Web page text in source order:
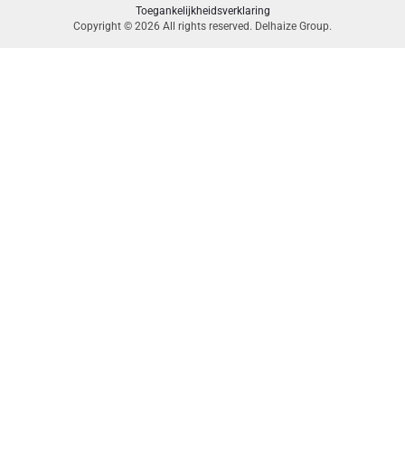
Toegankelijkheidsverklaring
Copyright © 2026 All rights reserved. Delhaize Group.